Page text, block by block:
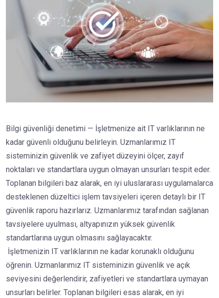
Bilgi güvenliği denetimi — İşletmenize ait IT varlıklarının ne
kadar güvenli olduğunu belirleyin. Uzmanlarımız IT
sisteminizin güvenlik ve zafiyet düzeyini ölçer, zayıf
noktaları ve standartlara uygun olmayan unsurları tespit eder.
Toplanan bilgileri baz alarak, en iyi uluslararası uygulamalarca
desteklenen düzeltici işlem tavsiyeleri içeren detaylı bir IT
güvenlik raporu hazırlarız. Uzmanlarımız tarafından sağlanan
tavsiyelere uyulması, altyapınızın yüksek güvenlik
standartlarına uygun olmasını sağlayacaktır.
İşletmenizin IT varlıklarının ne kadar korunaklı olduğunu
öğrenin. Uzmanlarımız IT sisteminizin güvenlik ve açık
seviyesini değerlendirir, zafiyetleri ve standartlara uymayan
unsurları belirler. Toplanan bilgileri esas alarak, en iyi